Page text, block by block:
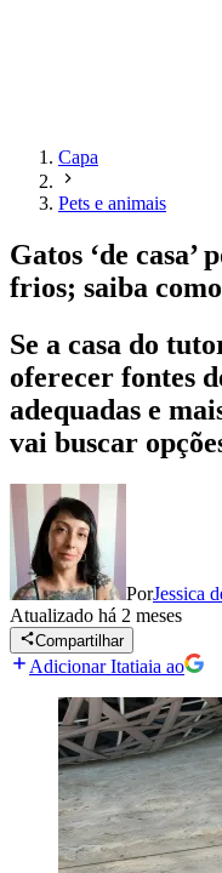
Capa
Pets e animais
Gatos ‘de
frios; saiba
Se a casa do
oferecer fontes
adequadas e
vai buscar
PorJessica
Atualizado há 2 meses
Compartilhar
Adicionar Itatiaia ao